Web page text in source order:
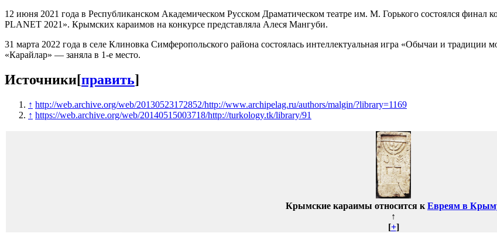
12 июня 2021 года в Республиканском Академическом Русском Драматическом театре им. М. Горького состоялся финал
PLANET 2021». Крымских караимов на конкурсе представляла Алеся Мангуби.
31 марта 2022 года в селе Клиновка Симферопольского района состоялась интеллектуальная игра «Обычаи и
«Карайлар» — заняла в 1-е место.
Источники[править]
↑ http://web.archive.org/web/20130523172852/http://www.archipelag.ru/authors/malgin/?library=1169
↑ https://web.archive.org/web/20140515003718/http://turkology.tk/library/91
Крымские караимы относится к Евреям в
↑
[+]